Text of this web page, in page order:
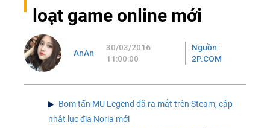
loạt game online mới
AnAn
30/03/2016
11:00:00
Nguồn:
2P.COM
Bom tấn MU Legend đã ra mắt trên Steam, cập
nhật lục địa Noria mới